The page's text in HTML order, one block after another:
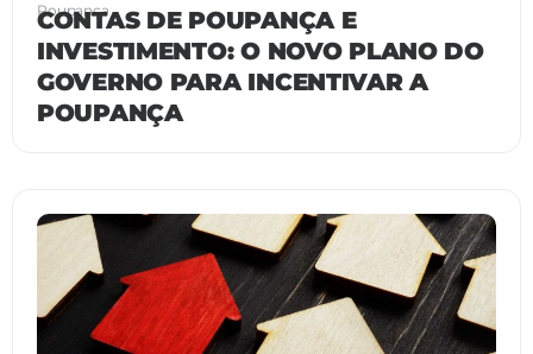
Poupança
CONTAS DE POUPANÇA E
INVESTIMENTO: O NOVO PLANO DO
GOVERNO PARA INCENTIVAR A
POUPANÇA